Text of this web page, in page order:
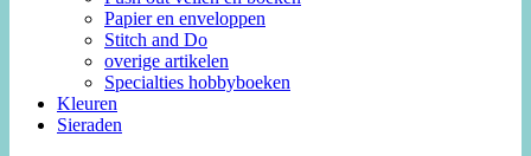
Papier en enveloppen
Stitch and Do
overige artikelen
Specialties hobbyboeken
Kleuren
Sieraden